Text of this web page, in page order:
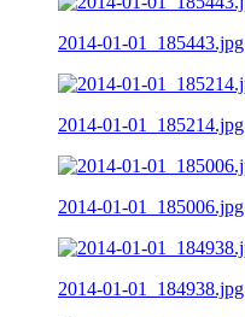
2014-01-01_185443.jpg
2014-01-01_185214.jpg
2014-01-01_185006.jpg
2014-01-01_184938.jpg